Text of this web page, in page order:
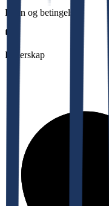
Lønn og betingelser
Lederskap